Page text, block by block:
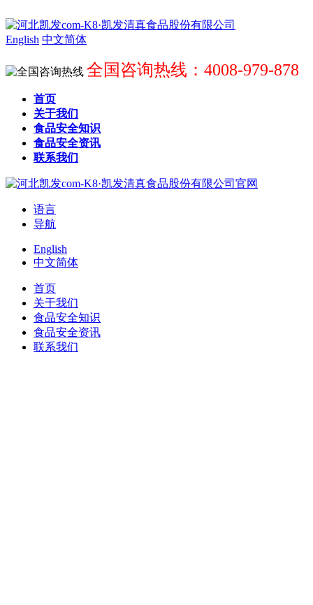
English 中文简体
全国咨询热线：4008-979-878
首页
关于我们
食品安全知识
食品安全资讯
联系我们
语言
导航
English
中文简体
首页
关于我们
食品安全知识
食品安全资讯
联系我们